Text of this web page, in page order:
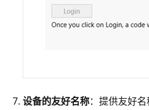
设备的友好名称：提供友好